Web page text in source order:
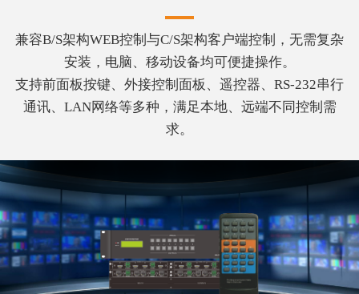
兼容B/S架构WEB控制与C/S架构客户端控制，无需复杂
安装，电脑、移动设备均可便捷操作。
支持前面板按键、外接控制面板、遥控器、RS-232串行
通讯、LAN网络等多种，满足本地、远端不同控制需
求。